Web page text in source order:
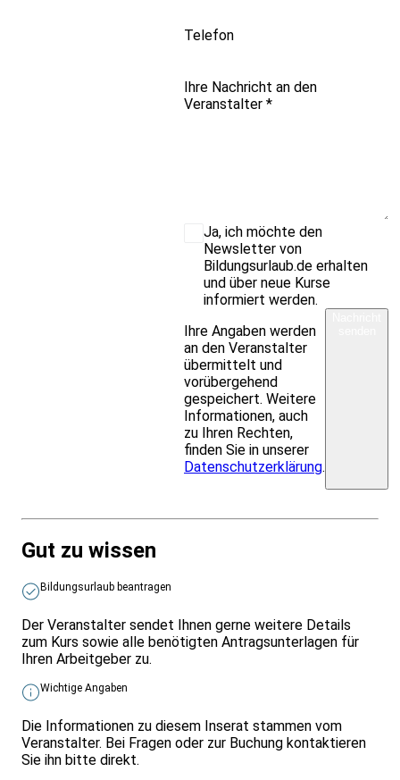
Telefon
Ihre Nachricht an den
Veranstalter *
Ja, ich möchte den
Newsletter von
Bildungsurlaub.de erhalten
und über neue Kurse
informiert werden.
Ihre Angaben werden
an den Veranstalter
übermittelt und
vorübergehend
gespeichert. Weitere
Informationen, auch
zu Ihren Rechten,
finden Sie in unserer
Datenschutzerklärung.
Gut zu wissen
Bildungsurlaub beantragen
Der Veranstalter sendet Ihnen gerne weitere Details
zum Kurs sowie alle benötigten Antragsunterlagen für
Ihren Arbeitgeber zu.
Wichtige Angaben
Die Informationen zu diesem Inserat stammen vom
Veranstalter. Bei Fragen oder zur Buchung kontaktieren
Sie ihn bitte direkt.